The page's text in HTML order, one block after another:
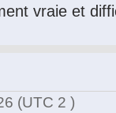
vraie et
(UTC 2 )